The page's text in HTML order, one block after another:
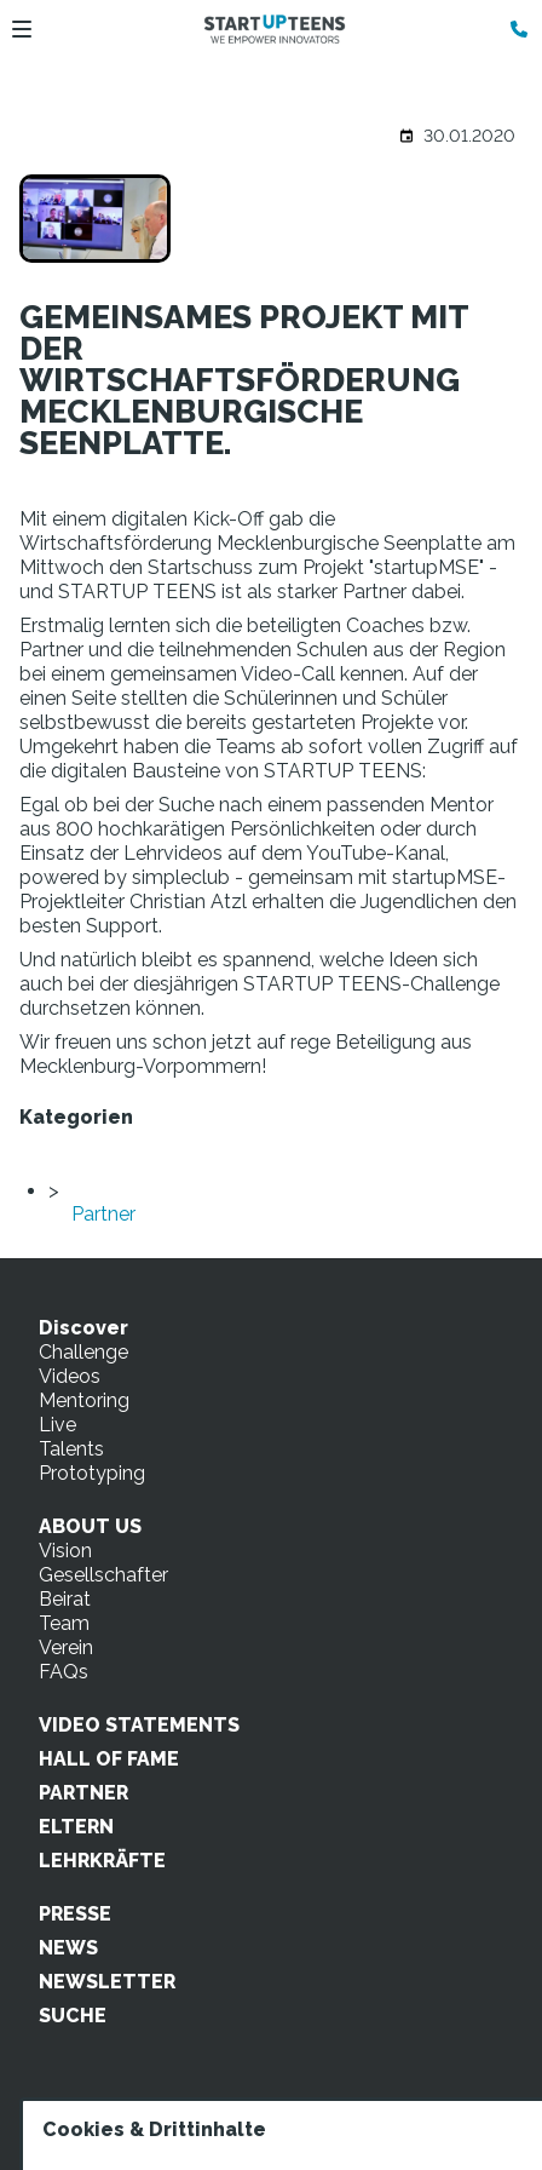
30.01.2020
GEMEINSAMES PROJEKT MIT
DER
WIRTSCHAFTSFÖRDERUNG
MECKLENBURGISCHE
SEENPLATTE.
Mit einem digitalen Kick-Off gab die
Wirtschaftsförderung Mecklenburgische Seenplatte am
Mittwoch den Startschuss zum Projekt "startupMSE" -
und STARTUP TEENS ist als starker Partner dabei.
Erstmalig lernten sich die beteiligten Coaches bzw.
Partner und die teilnehmenden Schulen aus der Region
bei einem gemeinsamen Video-Call kennen. Auf der
einen Seite stellten die Schülerinnen und Schüler
selbstbewusst die bereits gestarteten Projekte vor.
Umgekehrt haben die Teams ab sofort vollen Zugriff auf
die digitalen Bausteine von STARTUP TEENS:
Egal ob bei der Suche nach einem passenden Mentor
aus 800 hochkarätigen Persönlichkeiten oder durch
Einsatz der Lehrvideos auf dem YouTube-Kanal,
powered by simpleclub - gemeinsam mit startupMSE-
Projektleiter Christian Atzl erhalten die Jugendlichen den
besten Support.
Und natürlich bleibt es spannend, welche Ideen sich
auch bei der diesjährigen STARTUP TEENS-Challenge
durchsetzen können.
Wir freuen uns schon jetzt auf rege Beteiligung aus
Mecklenburg-Vorpommern!
Kategorien
Partner
Discover
Challenge
Videos
Mentoring
Live
Talents
Prototyping
ABOUT US
Vision
Gesellschafter
Beirat
Team
Verein
FAQs
VIDEO STATEMENTS
HALL OF FAME
PARTNER
ELTERN
LEHRKRÄFTE
PRESSE
NEWS
NEWSLETTER
SUCHE
Cookies & Drittinhalte